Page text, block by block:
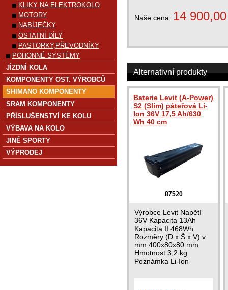
Naše cena: 14 900,00
Alternativní produkty
Baterie Levit (A-Power)
S2 (Slim) páteřová Li-
Ion 36V 17,5 Ah/630
Wh 40 cm
87520
Výrobce Levit Napětí
36V Kapacita 13Ah
Kapacita II 468Wh
Rozměry (D x Š x V) v
mm 400x80x80 mm
Hmotnost 3,2 kg
Poznámka Li-Ion
KLIKY NA ELEKTROKOLO
MOTORY
NABÍJEČKY
OSTATNÍ DÍLY
PASTORKY,PŘEVODNÍKY
POHONNÉ SYSTÉMY
JÍZDNÍ KOLA
KOMPONENTY OST. VÝROBCŮ
SHIMANO KOMPONENTY
SRAM KOMPONENTY
PŘÍSLUŠENSTVÍ KE KOLU
VÝBAVA NA KOLO
JINÉ SPORTY
VÝPRODEJ